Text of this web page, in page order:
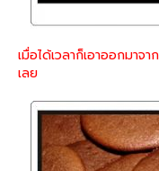
เมื่อได้เวลาก็เอาออกมาจ
เลย